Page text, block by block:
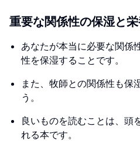
重要な関係性の保湿と
あなたが本当に必要な関係
性を保湿することです。
また、牧師との関係性も保
う。
良いものを読むことは、頭
れる本です。